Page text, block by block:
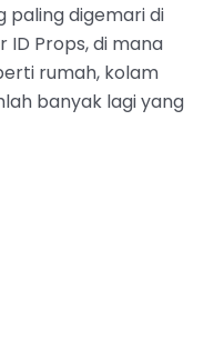
paling digemari di
Props, di mana
rumah, kolam
banyak lagi yang